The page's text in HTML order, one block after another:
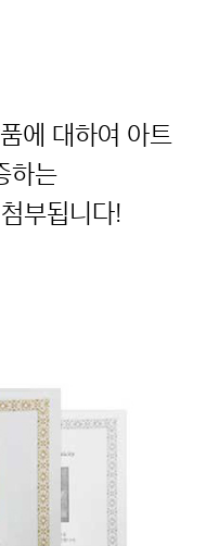
에 대하여 아트